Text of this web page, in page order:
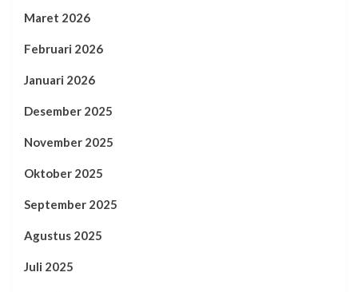
Maret 2026
Februari 2026
Januari 2026
Desember 2025
November 2025
Oktober 2025
September 2025
Agustus 2025
Juli 2025